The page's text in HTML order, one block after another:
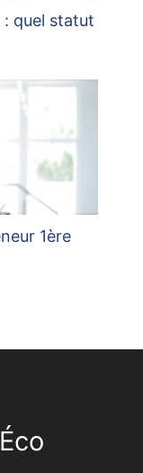
: quel statut
1ère